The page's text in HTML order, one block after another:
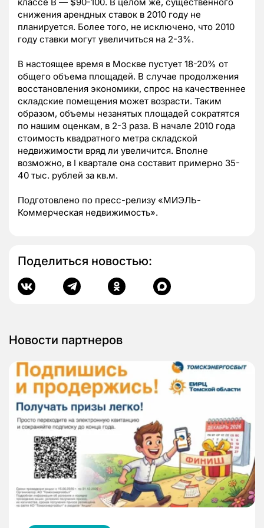
классе В — $90-100. В целом же, существенного
снижения арендных ставок в 2010 году не
планируется. Более того, не исключено, что 2010
году ставки могут увеличиться на 2-3%.
В настоящее время в Москве пустует 18-20% от
общего объема площадей. В случае продолжения
восстановления экономики, спрос на качественнее
складские помещения может возрасти. Таким
образом, объемы незанятых площадей сократятся
по нашим оценкам, в 2-3 раза. В начале 2010 года
стоимость квадратного метра складской
недвижимости вряд ли увеличится. Вполне
возможно, в I квартале она составит примерно 35-
40 тыс. рублей за кв.м.
Подготовлено по пресс-релизу «МИЭЛЬ-
Коммерческая недвижимость».
Поделиться новостью:
Новости партнеров